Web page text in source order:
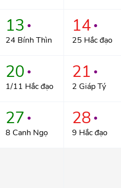
13 ●
24 Bính Thìn
14 ●
25 Hắc đạo
20 ●
1/11 Hắc đạo
21 ●
2 Giáp Tý
27 ●
8 Canh Ngọ
28 ●
9 Hắc đạo